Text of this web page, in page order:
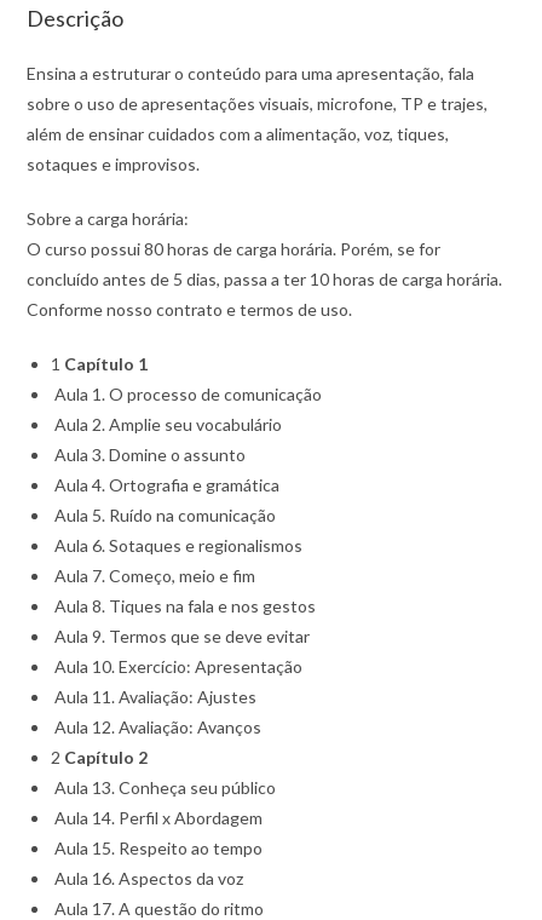
Descrição
Ensina a estruturar o conteúdo para uma apresentação, fala
sobre o uso de apresentações visuais, microfone, TP e trajes,
além de ensinar cuidados com a alimentação, voz, tiques,
sotaques e improvisos.
Sobre a carga horária:
O curso possui 80 horas de carga horária. Porém, se for
concluído antes de 5 dias, passa a ter 10 horas de carga horária.
Conforme nosso contrato e termos de uso.
1 Capítulo 1
Aula 1. O processo de comunicação
Aula 2. Amplie seu vocabulário
Aula 3. Domine o assunto
Aula 4. Ortografia e gramática
Aula 5. Ruído na comunicação
Aula 6. Sotaques e regionalismos
Aula 7. Começo, meio e fim
Aula 8. Tiques na fala e nos gestos
Aula 9. Termos que se deve evitar
Aula 10. Exercício: Apresentação
Aula 11. Avaliação: Ajustes
Aula 12. Avaliação: Avanços
2 Capítulo 2
Aula 13. Conheça seu público
Aula 14. Perfil x Abordagem
Aula 15. Respeito ao tempo
Aula 16. Aspectos da voz
Aula 17. A questão do ritmo